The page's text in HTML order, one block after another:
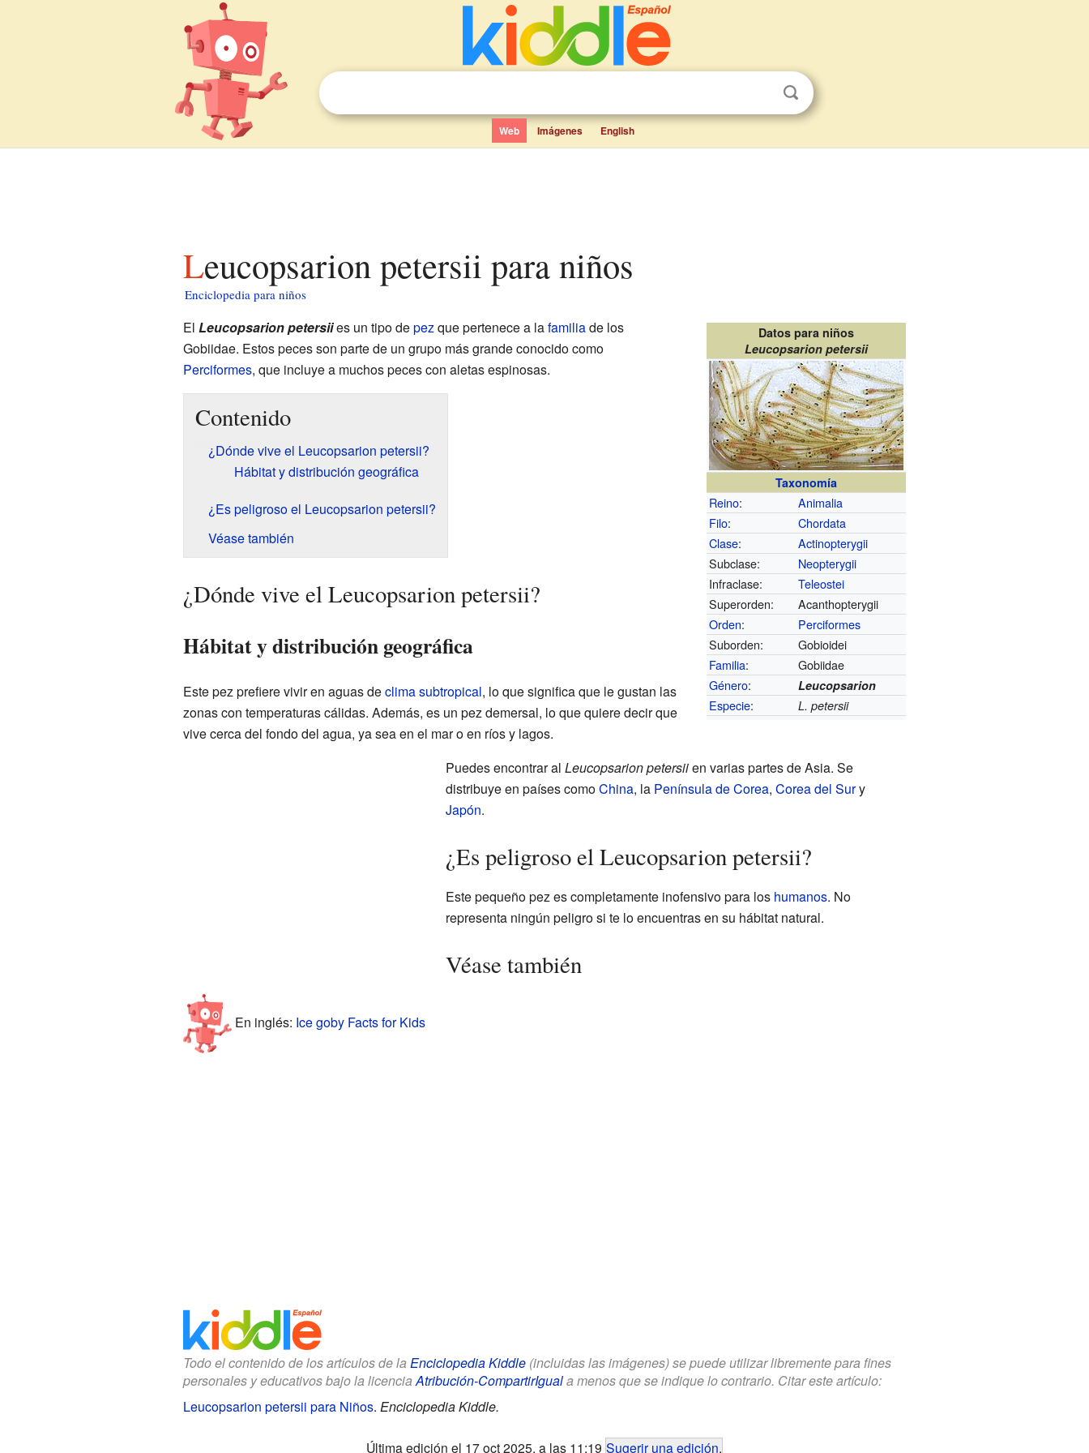
Web Imágenes English
Leucopsarion petersii para niños
Enciclopedia para niños
Datos para niños
Leucopsarion petersii
Taxonomía
Reino:
Animalia
Filo:
Chordata
Clase:
Actinopterygii
Subclase:
Neopterygii
Infraclase:
Teleostei
Superorden:
Acanthopterygii
Orden:
Perciformes
Suborden:
Gobioidei
Familia:
Gobiidae
Género: Leucopsarion
Especie: L. petersii
El Leucopsarion petersiies un tipo depezque pertenece a lafamiliade los
Gobiidae. Estos peces son parte de un grupo más grande conocido como
Perciformes, que incluye a muchos peces con aletas espinosas.
Contenido
¿Dónde vive el Leucopsarion petersii?
Hábitat y distribución geográfica
¿Es peligroso el Leucopsarion petersii?
Véase también
¿Dónde vive el Leucopsarion petersii?
Hábitat y distribución geográfica
Este pez prefiere vivir en aguas declima subtropical, lo que significa que le gustan las
zonas con temperaturas cálidas. Además, es un pez demersal, lo que quiere decir que
vive cerca del fondo del agua, ya sea en el mar o en ríos y lagos.
Puedes encontrar al Leucopsarion petersiien varias partes de Asia. Se
distribuye en países comoChina, la Península de Corea, Corea del Sury
Japón.
¿Es peligroso el Leucopsarion petersii?
Este pequeño pez es completamente inofensivo para los humanos. No
representa ningún peligro si te lo encuentras en su hábitat natural.
Véase también
En inglés: Ice goby Facts for Kids
Todo el contenido de los artículos de la Enciclopedia Kiddle(incluidas las imágenes) se puede utilizar libremente para fines
personales y educativos bajo la licenciaAtribución-CompartirIguala menos que se indique lo contrario. Citar este artículo:
Leucopsarion petersii para Niños. Enciclopedia Kiddle.
Última edición el 17 oct 2025, a las 11:19 Sugerir una edición.